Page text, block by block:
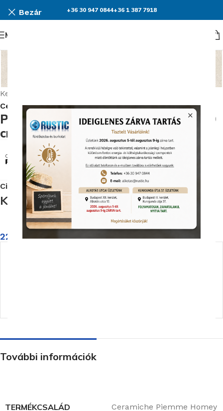
Bezár +36 30 947 0844+36 1 387 7918
Menü
Kezdőlap
Ceramiche Piemme Homey burkolat kollekció
Piemme Homey Chalk Nat/Ret 10X60
cm Padlólap
Cikkszám:Piemme/5277
Képgaléria
22 380Ft /m
További információk
TERMÉKCSALÁD Ceramiche Piemme Homey